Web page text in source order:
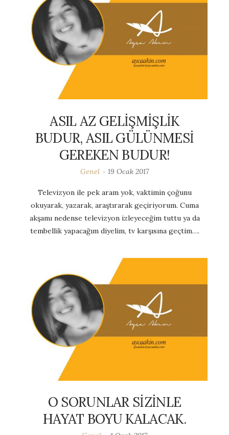
ASIL AZ GELİŞMİŞLİK
BUDUR, ASIL GÜLÜNMESİ
GEREKEN BUDUR!
Genel 19 Ocak 2017
Televizyon ile pek aram yok, vaktimin çoğunu
okuyarak, yazarak, araştırarak geçiriyorum. Cuma
akşamı nedense televizyon izleyeceğim tuttu ya da
tembellik yapacağım diyelim, tv karşısına geçtim….
O SORUNLAR SİZİNLE
HAYAT BOYU KALACAK.